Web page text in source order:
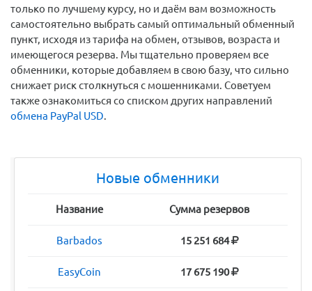
только по лучшему курсу, но и даём вам возможность
самостоятельно выбрать самый оптимальный обменный
пункт, исходя из тарифа на обмен, отзывов, возраста и
имеющегося резерва. Мы тщательно проверяем все
обменники, которые добавляем в свою базу, что сильно
снижает риск столкнуться с мошенниками. Советуем
также ознакомиться со списком других направлений
обмена PayPal USD.
Новые обменники
Название Сумма резервов
Barbados 15 251 684
EasyCoin 17 675 190